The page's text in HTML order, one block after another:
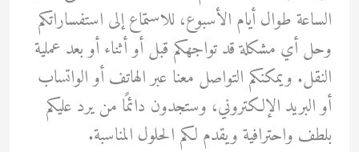
الساعة طوال أيام الأسبوع، للاستماع إلى استفساراتكم
وحل أي مشكلة قد تواجهكم قبل أو أثناء أو بعد عملية
النقل. ويمكنكم التواصل معنا عبر الهاتف أو الواتساب
أو البريد الإلكتروني، وستجدون دائمًا من يرد عليكم
بلطف واحترافية ويقدم لكم الحلول المناسبة.